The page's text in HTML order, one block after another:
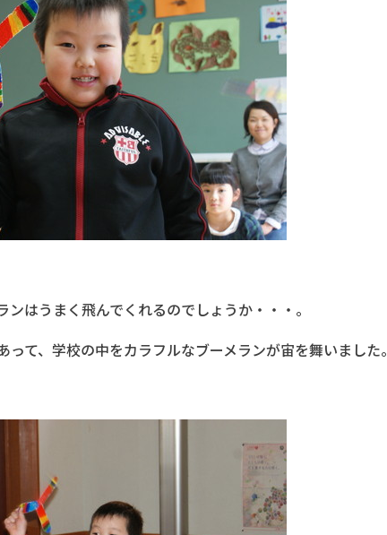
ンはうまく飛んでくれるのでしょうか・・・。
って、学校の中をカラフルなブーメランが宙を舞いました。